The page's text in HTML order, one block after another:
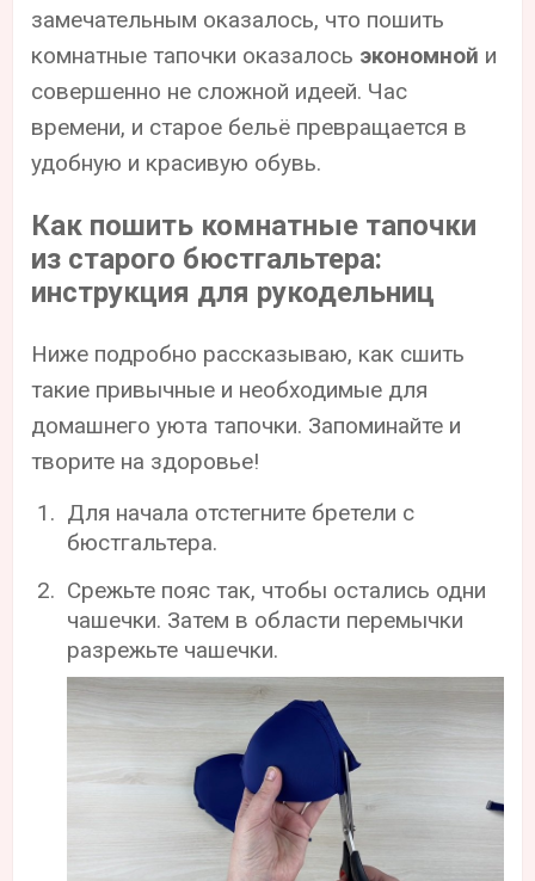
замечательным оказалось, что пошить
комнатные тапочки оказалось экономной и
совершенно не сложной идеей. Час
времени, и старое бельё превращается в
удобную и красивую обувь.
Как пошить комнатные тапочки
из старого бюстгальтера:
инструкция для рукодельниц
Ниже подробно рассказываю, как сшить
такие привычные и необходимые для
домашнего уюта тапочки. Запоминайте и
творите на здоровье!
Для начала отстегните бретели с
бюстгальтера.
Срежьте пояс так, чтобы остались одни
чашечки. Затем в области перемычки
разрежьте чашечки.